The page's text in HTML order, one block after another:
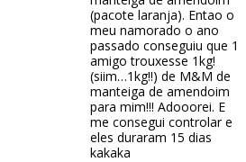
(pacote laranja). Entao o
meu namorado o ano
passado conseguiu que 1
amigo trouxesse 1kg!
(siim…1kg!!) de M&M de
manteiga de amendoim
para mim!!! Adooorei. E
me consegui controlar e
eles duraram 15 dias
kakaka